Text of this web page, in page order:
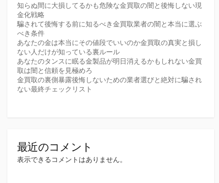
知らぬ間に大損してるかも危険な金買取の闇と後悔しない現
金化戦略
騙されて後悔する前に知るべき金買取業者の闇と本当に選ぶ
べき条件
あなたの金は本当にその値段でいいのか金買取の真実と損し
ない人だけが知っている裏ルール
あなたのタンスに眠る金製品が明日消えるかもしれない金買
取は闇と信頼を見極めろ
金買取の裏側暴露後悔しないための業者選びと絶対に騙され
ない最終チェックリスト
最近のコメント
表示できるコメントはありません。